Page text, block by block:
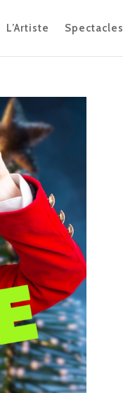
L’Artiste Spectacles